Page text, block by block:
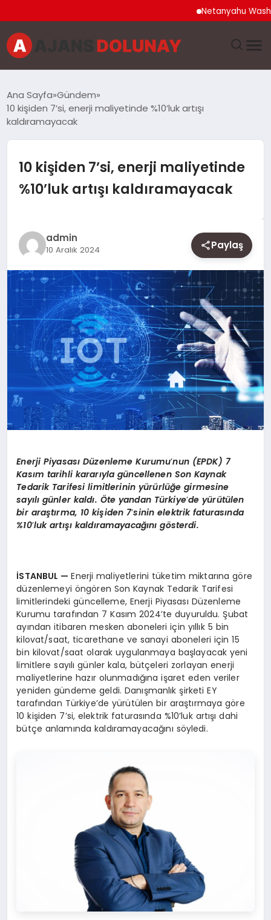
Netanyahu
EĞITIM
MAGAZIN
SAĞLIK
SIYASET
SPOR
YAŞAM
Ana Sayfa Gündem
10 kişiden 7’si, enerji maliyetinde %10’luk artışı
kaldıramayacak
10 kişiden 7’si, enerji maliyetinde
%10’luk artışı kaldıramayacak
admin
10 Aralık 2024 Paylaş
Enerji Piyasası Düzenleme Kurumu’nun (EPDK) 7
Kasım tarihli kararıyla güncellenen Son Kaynak
Tedarik Tarifesi limitlerinin yürürlüğe girmesine
sayılı günler kaldı. Öte yandan Türkiye’de yürütülen
bir araştırma, 10 kişiden 7’sinin elektrik faturasında
%10’luk artışı kaldıramayacağını gösterdi.
İSTANBUL —Enerji maliyetlerini tüketim miktarına göre
düzenlemeyi öngören Son Kaynak Tedarik Tarifesi
limitlerindeki güncelleme, Enerji Piyasası Düzenleme
Kurumu tarafından 7 Kasım 2024’te duyuruldu. Şubat
ayından itibaren mesken aboneleri için yıllık 5 bin
kilovat/saat, ticarethane ve sanayi aboneleri için 15
bin kilovat/saat olarak uygulanmaya başlayacak yeni
limitlere sayılı günler kala, bütçeleri zorlayan enerji
maliyetlerine hazır olunmadığına işaret eden veriler
yeniden gündeme geldi. Danışmanlık şirketi EY
tarafından Türkiye’de yürütülen bir araştırmaya göre
10 kişiden 7’si, elektrik faturasında %10’luk artışı dahi
bütçe anlamında kaldıramayacağını söyledi.